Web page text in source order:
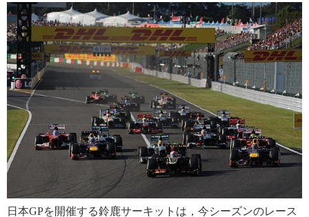
日本GPを開催する鈴鹿サーキットは，今シーズンのレース